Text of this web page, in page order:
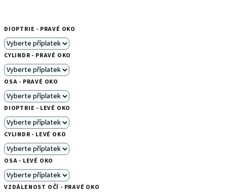
DIOPTRIE - PRAVÉ OKO
CYLINDR - PRAVÉ OKO
OSA - PRAVÉ OKO
DIOPTRIE - LEVÉ OKO
CYLINDR - LEVÉ OKO
OSA - LEVÉ OKO
VZDÁLENOST OČÍ - PRAVÉ OKO